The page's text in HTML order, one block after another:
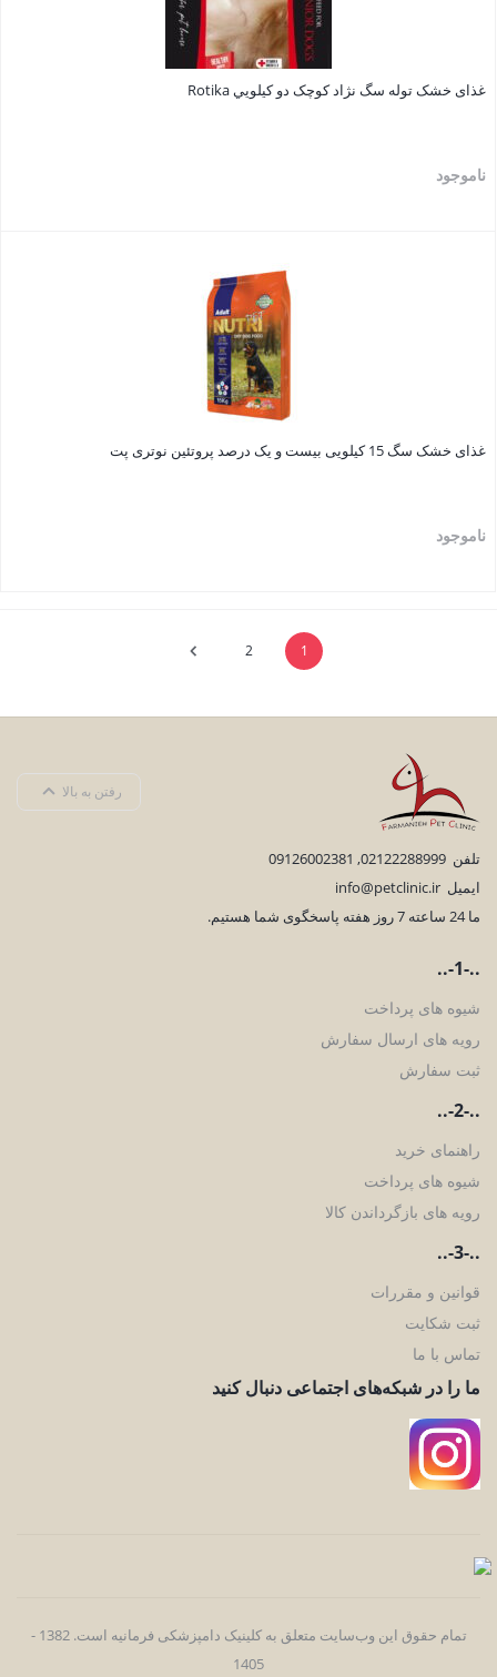
غذای خشک توله سگ نژاد کوچک دو کيلويي Rotika
ناموجود
غذای خشک سگ 15 کیلویی بیست و یک درصد پروتئین نوتری پت
ناموجود
1
2
رفتن به بالا
تلفن 02122288999
,
09126002381
ایمیل info@petclinic.ir
ما 24 ساعته 7 روز هفته پاسخگوی شما هستیم.
..-1-..
شیوه های پرداخت
رویه های ارسال سفارش
ثبت سفارش
..-2-..
راهنمای خرید
شیوه های پرداخت
رویه های بازگرداندن کالا
..-3-..
قوانین و مقررات
ثبت شکایت
تماس با ما
ما را در شبکه‌های اجتماعی دنبال کنید
تمام حقوق اين وب‌سايت متعلق به کلینیک دامپزشکی فرمانیه است. 1382 -
1405